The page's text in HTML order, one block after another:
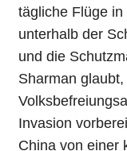
tägliche Flüge
unterhalb der
und die
Sharman
Invasion
China von einer